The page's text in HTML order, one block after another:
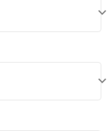
keyboard_arrow_down
keyboard_arrow_down